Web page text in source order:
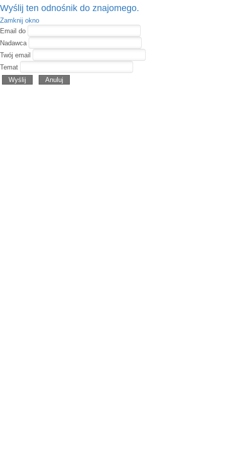
Wyślij ten odnośnik do znajomego.
Zamknij okno
Email do
Nadawca
Twój email
Temat
Wyślij
Anuluj